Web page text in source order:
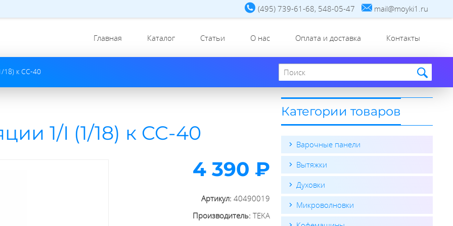
(495) 739-61-68, 548-05-47 mail@moyki1.ru
Главная Каталог Статьи О нас Оплата и доставка Контакты
18) к CC-40
Поиск по сайту
1/I (1/18) к CC-40
4 390 ₽
Артикул:40490019
Производитель:TEKA
Категории товаров
Варочные панели
Вытяжки
Духовки
Микроволновки